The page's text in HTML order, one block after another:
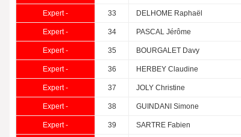
Expert - 33 DELHOME Raphaël
Expert - 34 PASCAL Jérôme
Expert - 35 BOURGALET Davy
Expert - 36 HERBEY Claudine
Expert - 37 JOLY Christine
Expert - 38 GUINDANI Simone
Expert - 39 SARTRE Fabien